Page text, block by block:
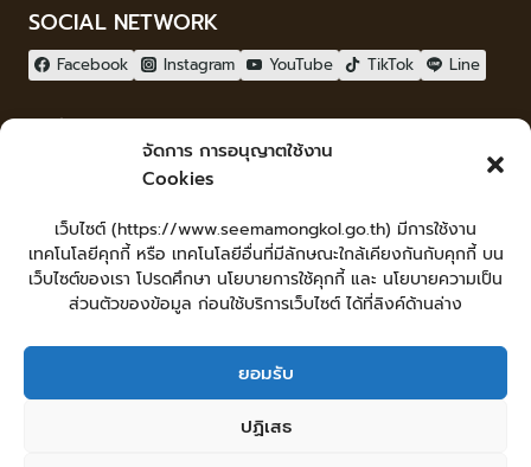
จัดการ การอนุญาตใช้งาน
Cookies
เว็บไซต์ (https://www.seemamongkol.go.th) มีการใช้งาน
เทคโนโลยีคุกกี้ หรือ เทคโนโลยีอื่นที่มีลักษณะใกล้เคียงกันกับคุกกี้ บน
เว็บไซต์ของเรา โปรดศึกษา นโยบายการใช้คุกกี้ และ นโยบายความเป็น
ส่วนตัวของข้อมูล ก่อนใช้บริการเว็บไซต์ ได้ที่ลิงค์ด้านล่าง
ยอมรับ
ปฏิเสธ
SOCIAL NETWORK
Facebook Instagram YouTube TikTok Line
LopburiWebdesign.com
Login
เข้าสู่ระบบ
หน้าหลัก ยื่นคำร้องทั่วไป
ร้องเรียน-ร้องทุกข์ แสดงความคิดเห็น
ศูนย์ข้อมูลข่าวสารเทศบาลตำบลสีมามงคล